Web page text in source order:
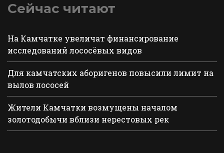
Сейчас читают
На Камчатке увеличат финансирование
исследований лососёвых видов
Для камчатских аборигенов повысили лимит на
вылов лососей
Жители Камчатки возмущены началом
золотодобычи вблизи нерестовых рек